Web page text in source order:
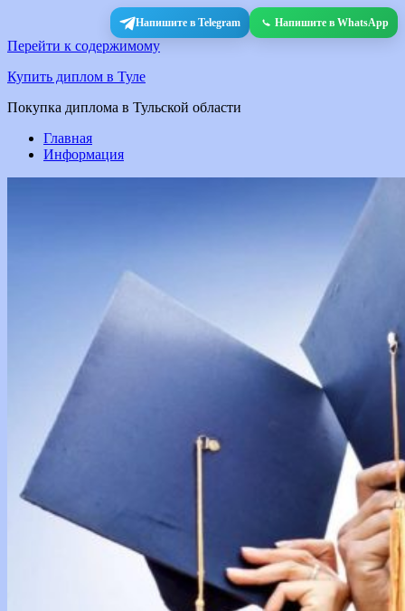
Напишите в Telegram Напишите в WhatsApp
Перейти к содержимому
Купить диплом в Туле
Покупка диплома в Тульской области
Главная
Информация